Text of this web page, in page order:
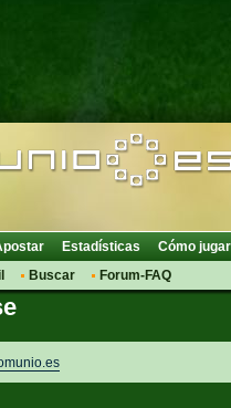
Estadísticas Cómo jugar
Buscar Forum-FAQ